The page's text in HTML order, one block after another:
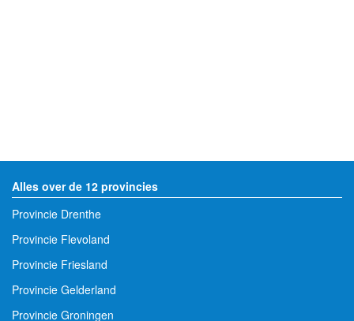
Alles over de 12 provincies
Provincie Drenthe
Provincie Flevoland
Provincie Friesland
Provincie Gelderland
Provincie Groningen